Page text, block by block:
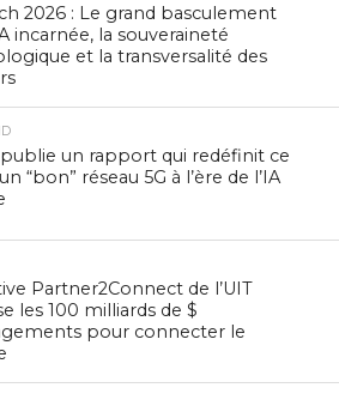
2026 : Le grand basculement
incarnée, la souveraineté
et la transversalité des
un rapport qui redéfinit ce
“bon” réseau 5G à l’ère de l’IA
Partner2Connect de l’UIT
les 100 milliards de $
pour connecter le